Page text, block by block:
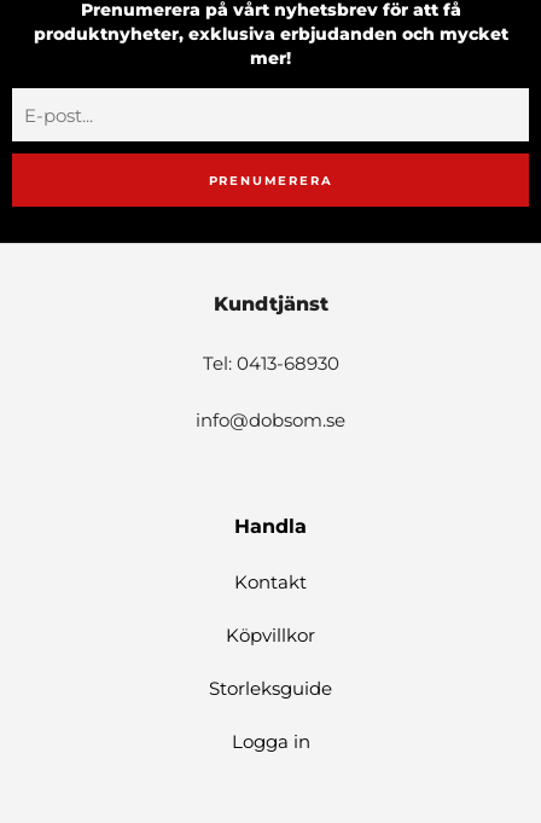
Prenumerera på vårt nyhetsbrev för att få
produktnyheter, exklusiva erbjudanden och mycket
mer!
PRENUMERERA
Kundtjänst
Tel: 0413-68930
info@dobsom.se
Handla
Kontakt
Köpvillkor
Storleksguide
Logga in